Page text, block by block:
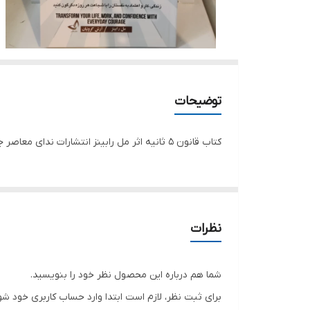
توضیحات
کتاب قانون 5 ثانیه اثر مل رابینز انتشارات ندای معاصر جلد شومیز قطع رقعی تعداد صفحات 151 کاغذ سفید خارجی مترجم آرش گروئیان
نظرات
شما هم درباره این محصول نظر خود را بنویسید.
برای ثبت نظر، لازم است ابتدا وارد حساب کاربری خود